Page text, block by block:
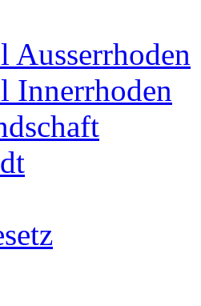
Ausserrhoden
Innerrhoden